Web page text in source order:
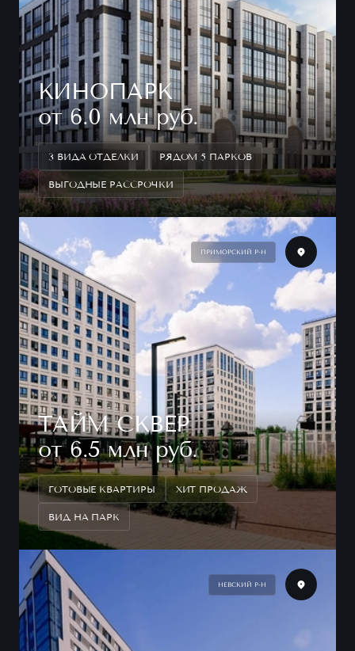
КИНОПАРК
от 6.0 млн руб.
3 ВИДА ОТДЕЛКИ РЯДОМ 5 ПАРКОВ
ВЫГОДНЫЕ РАССРОЧКИ
ПРИМОРСКИЙ Р-Н
ТАЙМ СКВЕР
от 6.5 млн руб.
ГОТОВЫЕ КВАРТИРЫ ХИТ ПРОДАЖ
ВИД НА ПАРК
НЕВСКИЙ Р-Н